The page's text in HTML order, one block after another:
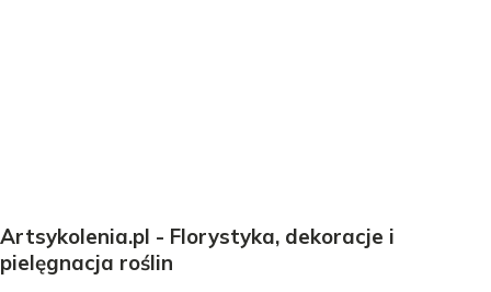
Artsykolenia.pl - Florystyka, dekoracje i
pielęgnacja roślin